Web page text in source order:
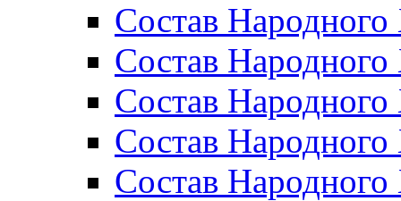
Состав Народного
Состав
Состав
Состав
Состав Народного